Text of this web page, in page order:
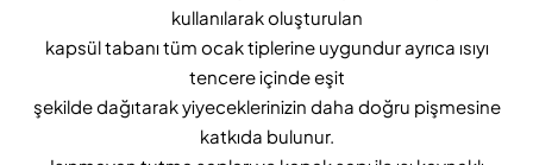
kullanılarak oluşturulan
kapsül tabanı tüm ocak tiplerine uygundur ayrıca ısıyı
tencere içinde eşit
şekilde dağıtarak yiyeceklerinizin daha doğru pişmesine
katkıda bulunur.